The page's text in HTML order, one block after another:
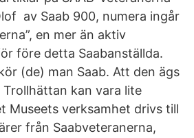
av Saab 900, numera ingår
en mer än aktiv
före detta Saabanställda.
(de) man Saab. Att den ägs
Trollhättan kan vara lite
Museets verksamhet drivs till
från Saabveteranerna,